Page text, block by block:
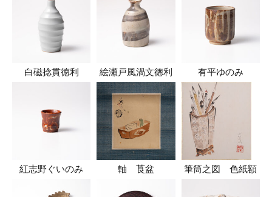
白磁捻貫徳利 絵瀬戸風渦文徳利 有平ゆのみ
紅志野ぐいのみ 軸 莨盆 筆筒之図 色紙額